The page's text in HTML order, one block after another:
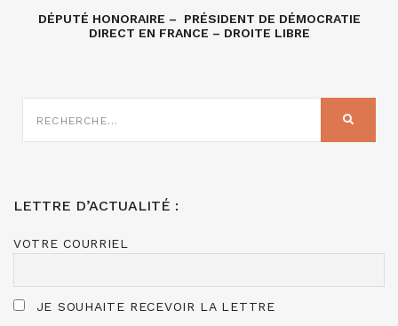
DÉPUTÉ HONORAIRE – PRÉSIDENT DE DÉMOCRATIE
DIRECT EN FRANCE – DROITE LIBRE
SUR
LETTRE D’ACTUALITÉ :
VOTRE COURRIEL
JE SOUHAITE RECEVOIR LA LETTRE